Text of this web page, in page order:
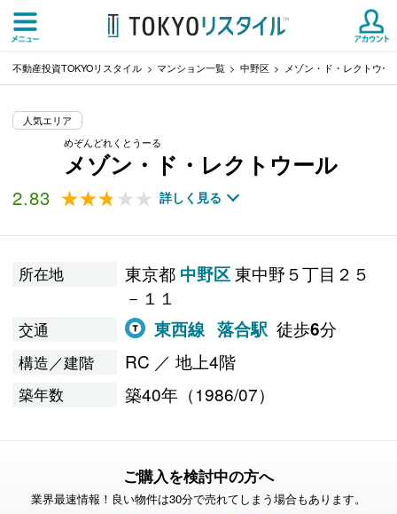
不動産投資TOKYOリスタイル マンション一覧 中野区 メゾン・ド・レクトウー
人気エリア
めぞんどれくとうーる
メゾン・ド・レクトウール
2.83 ★★★★★
★★★★★ 詳しく見る
所在地 東京都 中野区東中野５丁目２５
－１１
交通 東西線 落合駅 徒歩6分
構造／建階 RC ／ 地上4階
築年数 築40年（1986/07）
ご購入を検討中の方へ
業界最速情報！良い物件は30分で売れてしまう場合もあります。